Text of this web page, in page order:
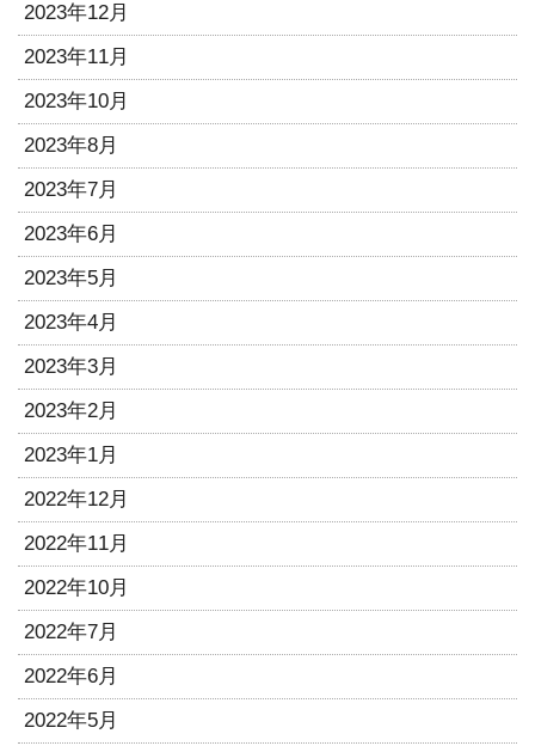
2023年12月
2023年11月
2023年10月
2023年8月
2023年7月
2023年6月
2023年5月
2023年4月
2023年3月
2023年2月
2023年1月
2022年12月
2022年11月
2022年10月
2022年7月
2022年6月
2022年5月